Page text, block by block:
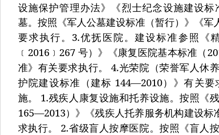
设施保护管理办法》《烈士纪念设施建设标
墓。按照《军人公墓建设标准（暂行）》《军
要求执行。 3.优抚医院。建设标准参照《
﹝ 2016﹞ 267 号）》《康复医院基本标准（
准》有关要求执行。 4.光荣院（荣誉军人休
护院建设标准（建标 144—2010）》有关要
施。
1.残疾人康复设施和托养设施。按照《
165—2013）》《残疾人托养服务机构建设标
求执行。
2.省级盲人按摩医院。按照《盲人